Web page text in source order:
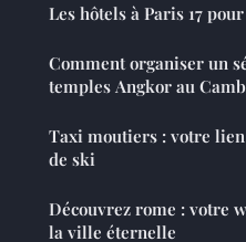
Les hôtels à Paris 17
Comment organiser un
temples Angkor au
Taxi moutiers : votre
de ski
Découvrez rome : votre
la ville éternelle